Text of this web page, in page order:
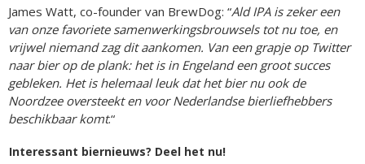
James Watt, co-founder van BrewDog: “Ald IPA is zeker een
van onze favoriete samenwerkingsbrouwsels tot nu toe, en
vrijwel niemand zag dit aankomen. Van een grapje op Twitter
naar bier op de plank: het is in Engeland een groot succes
gebleken. Het is helemaal leuk dat het bier nu ook de
Noordzee oversteekt en voor Nederlandse bierliefhebbers
beschikbaar komt.“
Interessant biernieuws? Deel het nu!